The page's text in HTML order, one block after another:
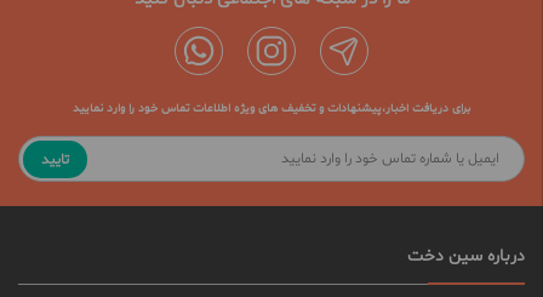
برای دریافت اخبار،پیشنهادات و تخفیف های ویژه اطلاعات تماس خود را وارد نمایید
تایید
درباره سین دخت